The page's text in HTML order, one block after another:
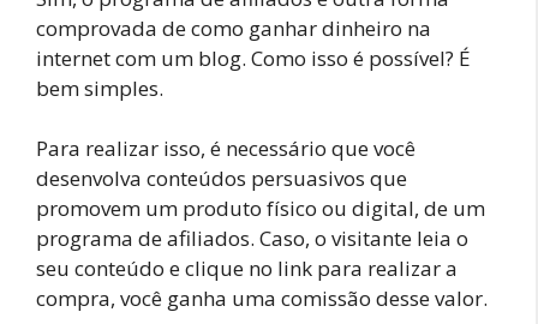
comprovada de como ganhar dinheiro na
internet com um blog. Como isso é possível? É
bem simples.
Para realizar isso, é necessário que você
desenvolva conteúdos persuasivos que
promovem um produto físico ou digital, de um
programa de afiliados. Caso, o visitante leia o
seu conteúdo e clique no link para realizar a
compra, você ganha uma comissão desse valor.